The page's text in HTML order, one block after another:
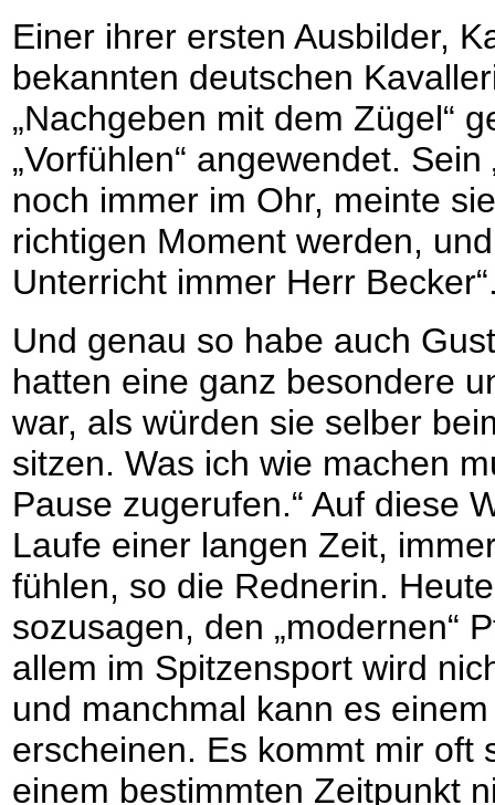
Einer ihrer ersten Ausbilder,
bekannten deutschen
„Nachgeben mit dem Zügel“
„Vorfühlen“ angewendet.
noch immer im Ohr, meinte
richtigen Moment werden,
Unterricht immer Herr
Und genau so habe auch
hatten eine ganz besondere
war, als würden sie selber
sitzen. Was ich wie machen
Pause zugerufen.“ Auf diese
Laufe einer langen Zeit,
fühlen, so die Rednerin.
sozusagen, den „modernen“
allem im Spitzensport wird
und manchmal kann es
erscheinen. Es kommt mir oft
einem bestimmten Zeitpunkt